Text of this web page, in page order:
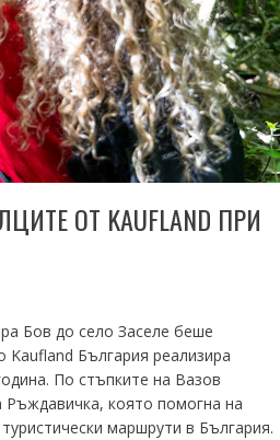
ОТ KAUFLAND ПРИ
Бов до село Заселе беше
Kaufland България реализира
По стъпките на Вазов
Ръждавичка, която помогна на
маршрути в България.